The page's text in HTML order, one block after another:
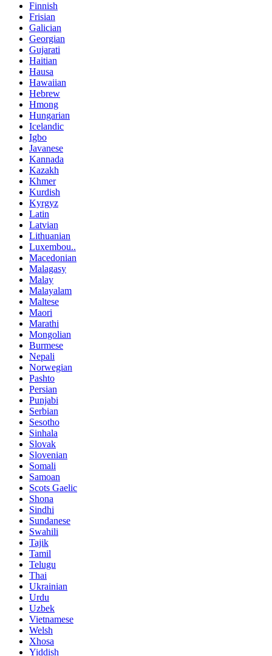
Finnish
Frisian
Galician
Georgian
Gujarati
Haitian
Hausa
Hawaiian
Hebrew
Hmong
Hungarian
Icelandic
Igbo
Javanese
Kannada
Kazakh
Khmer
Kurdish
Kyrgyz
Latin
Latvian
Lithuanian
Luxembou..
Macedonian
Malagasy
Malay
Malayalam
Maltese
Maori
Marathi
Mongolian
Burmese
Nepali
Norwegian
Pashto
Persian
Punjabi
Serbian
Sesotho
Sinhala
Slovak
Slovenian
Somali
Samoan
Scots Gaelic
Shona
Sindhi
Sundanese
Swahili
Tajik
Tamil
Telugu
Thai
Ukrainian
Urdu
Uzbek
Vietnamese
Welsh
Xhosa
Yiddish